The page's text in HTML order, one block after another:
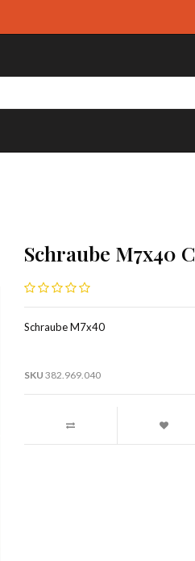
Schraube M7x40
Schraube M7x40
SKU 382.969.040